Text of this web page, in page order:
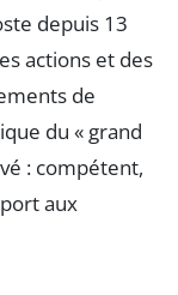
depuis 13
actions et des
de
du « grand
: compétent,
aux